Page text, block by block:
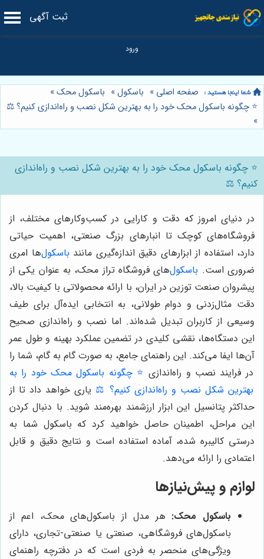
ثبت آگهی
صفحه اصلی » باسکول» باسکول محک»
⭐️ چگونه باسکول محک خود را به بهترین شکل نصب و راه‌اندازی کنیم؟ ⚖️
»
⭐️ چگونه باسکول محک خود را به بهترین شکل نصب و راه‌اندازی
کنیم؟ ⚖️
در دنیای امروز که دقت و کارایی در کسب‌وکارهای مختلف، از
فروشگاه‌های کوچک تا انبارهای بزرگ صنعتی، اهمیت حیاتی
دارد، استفاده از ابزارهای دقیق اندازه‌گیری مانند باسکول‌ها امری
ضروری است. باسکول‌های فروشگاه تراز محک، به عنوان یکی از
پیشروان صنعت توزین در ایران، با ارائه محصولاتی با کیفیت بالا،
دقت مثال‌زدنی و دوام طولانی، به انتخابی ایده‌آل برای طیف
وسیعی از کاربران تبدیل شده‌اند. اما نصب و راه‌اندازی صحیح
این دستگاه‌ها، نقشی کلیدی در تضمین عملکرد بهینه و طول عمر
آن‌ها ایفا می‌کند. این راهنمای جامع، به صورت گام به گام، شما را
در فرایند نصب و راه‌اندازی ⭐️ چگونه باسکول محک خود را به
بهترین شکل نصب و راه‌اندازی کنیم؟ ⚖️ یاری خواهد داد تا از
حداکثر پتانسیل این ابزار ارزشمند بهره‌مند شوید. با دنبال کردن
این مراحل، اطمینان حاصل خواهید کرد که باسکول شما به
درستی کالیبره شده، آماده استفاده است و نتایج دقیق و قابل
اعتمادی را ارائه می‌دهد.
لوازم و پیش‌نیازها
باسکول محک: هر مدل از باسکول‌های محک، اعم از
باسکول‌های فروشگاهی، صنعتی یا صنعتی-تجاری، دارای
ویژگی‌های منحصر به فردی است که در دفترچه راهنمای